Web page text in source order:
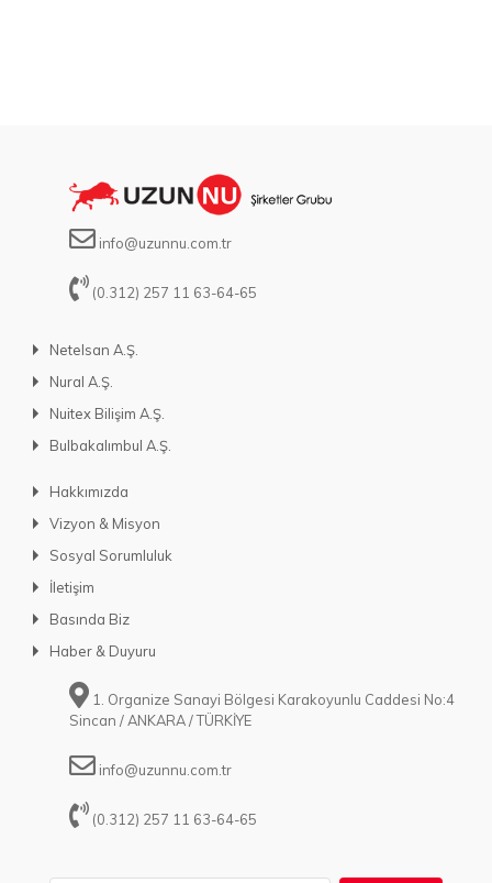
info@uzunnu.com.tr
(0.312) 257 11 63-64-65
Netelsan A.Ş.
Nural A.Ş.
Nuitex Bilişim A.Ş.
Bulbakalımbul A.Ş.
Hakkımızda
Vizyon & Misyon
Sosyal Sorumluluk
İletişim
Basında Biz
Haber & Duyuru
1. Organize Sanayi Bölgesi Karakoyunlu Caddesi No:4
Sincan / ANKARA / TÜRKİYE
info@uzunnu.com.tr
(0.312) 257 11 63-64-65